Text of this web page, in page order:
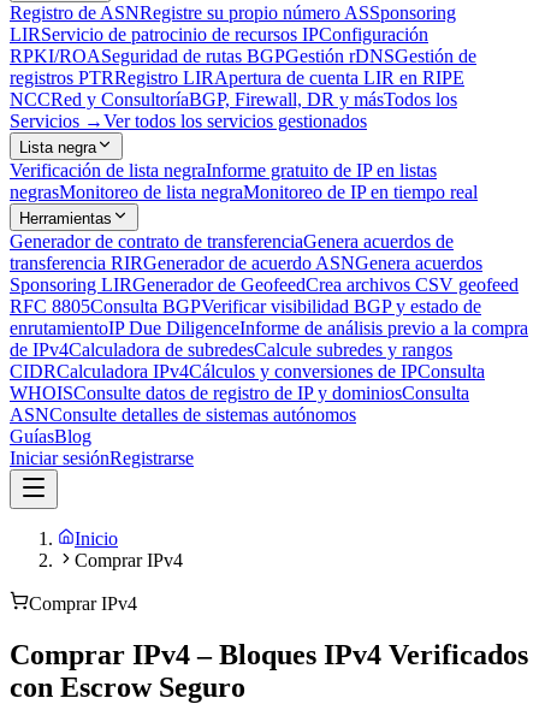
Registro de ASNRegistre su propio número ASSponsoring
LIRServicio de patrocinio de recursos IPConfiguración
RPKI/ROASeguridad de rutas BGPGestión rDNSGestión de
registros PTRRegistro LIRApertura de cuenta LIR en RIPE
NCCRed y ConsultoríaBGP, Firewall, DR y másTodos los
Servicios →Ver todos los servicios gestionados
Lista negra
Verificación de lista negraInforme gratuito de IP en listas
negrasMonitoreo de lista negraMonitoreo de IP en tiempo real
Herramientas
Generador de contrato de transferenciaGenera acuerdos de
transferencia RIRGenerador de acuerdo ASNGenera acuerdos
Sponsoring LIRGenerador de GeofeedCrea archivos CSV geofeed
RFC 8805Consulta BGPVerificar visibilidad BGP y estado de
enrutamientoIP Due DiligenceInforme de análisis previo a la compra
de IPv4Calculadora de subredesCalcule subredes y rangos
CIDRCalculadora IPv4Cálculos y conversiones de IPConsulta
WHOISConsulte datos de registro de IP y dominiosConsulta
ASNConsulte detalles de sistemas autónomos
GuíasBlog
Iniciar sesiónRegistrarse
Inicio
Comprar IPv4
Comprar IPv4
Comprar IPv4 – Bloques IPv4 Verificados
con Escrow Seguro